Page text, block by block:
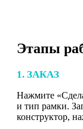
Этапы
1. ЗАКАЗ
Нажмите
и тип рамки.
конструктор,